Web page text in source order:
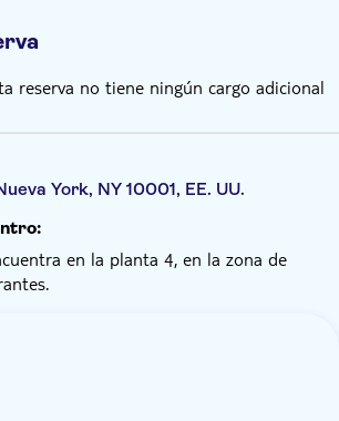
reserva no tiene ningún cargo adicional
York, NY 10001, EE. UU.
en la planta 4, en la zona de